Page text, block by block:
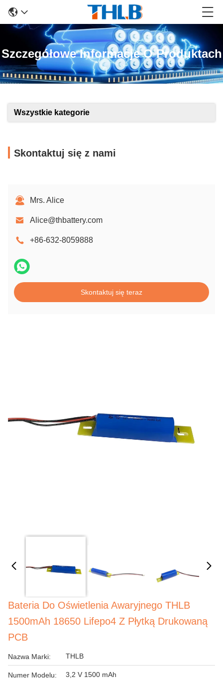
Szczegółowe Informacje O Produktach
Wszystkie kategorie
Skontaktuj się z nami
Mrs. Alice
Alice@thbattery.com
+86-632-8059888
Skontaktuj się teraz
Bateria Do Oświetlenia Awaryjnego THLB
1500mAh 18650 Lifepo4 Z Płytką Drukowaną
PCB
Nazwa Marki: THLB
Numer Modelu: 3,2 V 1500 mAh